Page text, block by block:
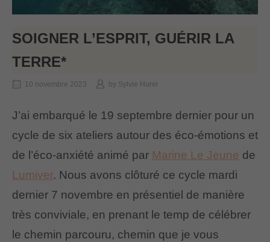
SOIGNER L’ESPRIT, GUÉRIR LA
TERRE*
10 novembre 2023 by Sylvie Hurel
J’ai embarqué le 19 septembre dernier pour un
cycle de six ateliers autour des éco-émotions et
de l’éco-anxiété animé par Marine Le Jeune de
Lumiver. Nous avons clôturé ce cycle mardi
dernier 7 novembre en présentiel de manière
très conviviale, en prenant le temp de célébrer
le chemin parcouru, chemin que je vous